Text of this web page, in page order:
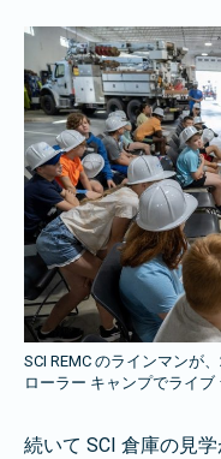
SCI REMC のラインマンが
ローラー キャンプでライブ
続いて SCI 倉庫の見